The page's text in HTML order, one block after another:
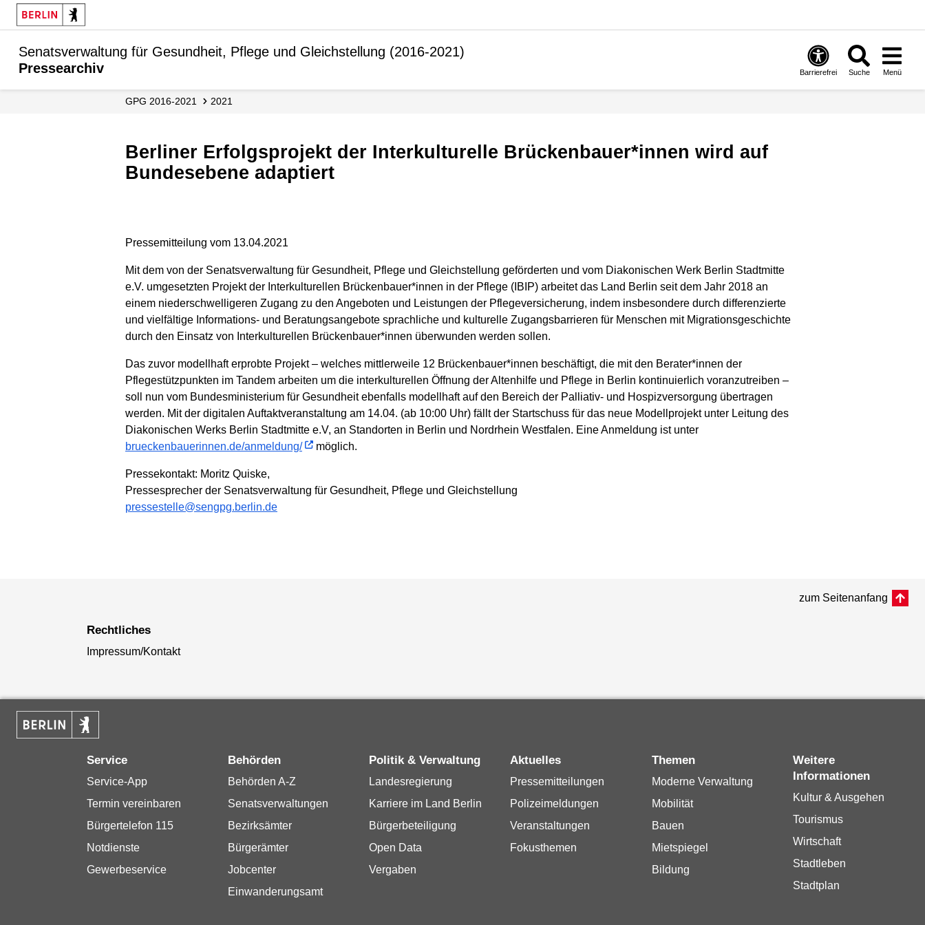
Senatsverwaltung für Gesundheit, Pflege und Gleichstellung (2016-2021)
Pressearchiv
Barrierefrei Suche Menü
GPG 2016-2021 2021
Berliner Erfolgsprojekt der Interkulturelle Brückenbauer*innen wird auf
Bundesebene adaptiert
Pressemitteilung vom 13.04.2021
Mit dem von der Senatsverwaltung für Gesundheit, Pflege und Gleichstellung geförderten und vom Diakonischen Werk Berlin Stadtmitte
e.V. umgesetzten Projekt der Interkulturellen Brückenbauer*innen in der Pflege (IBIP) arbeitet das Land Berlin seit dem Jahr 2018 an
einem niederschwelligeren Zugang zu den Angeboten und Leistungen der Pflegeversicherung, indem insbesondere durch differenzierte
und vielfältige Informations- und Beratungsangebote sprachliche und kulturelle Zugangsbarrieren für Menschen mit Migrationsgeschichte
durch den Einsatz von Interkulturellen Brückenbauer*innen überwunden werden sollen.
Das zuvor modellhaft erprobte Projekt – welches mittlerweile 12 Brückenbauer*innen beschäftigt, die mit den Berater*innen der
Pflegestützpunkten im Tandem arbeiten um die interkulturellen Öffnung der Altenhilfe und Pflege in Berlin kontinuierlich voranzutreiben –
soll nun vom Bundesministerium für Gesundheit ebenfalls modellhaft auf den Bereich der Palliativ- und Hospizversorgung übertragen
werden. Mit der digitalen Auftaktveranstaltung am 14.04. (ab 10:00 Uhr) fällt der Startschuss für das neue Modellprojekt unter Leitung des
Diakonischen Werks Berlin Stadtmitte e.V, an Standorten in Berlin und Nordrhein Westfalen. Eine Anmeldung ist unter
brueckenbauerinnen.de/anmeldung/
möglich.
Pressekontakt: Moritz Quiske,
Pressesprecher der Senatsverwaltung für Gesundheit, Pflege und Gleichstellung
pressestelle@sengpg.berlin.de
zum Seitenanfang
Rechtliches
Impressum/Kontakt
Service
Service-App
Termin vereinbaren
Bürgertelefon 115
Notdienste
Gewerbeservice
Behörden
Behörden A-Z
Senatsverwaltungen
Bezirksämter
Bürgerämter
Jobcenter
Einwanderungsamt
Politik & Verwaltung
Landesregierung
Karriere im Land Berlin
Bürgerbeteiligung
Open Data
Vergaben
Aktuelles
Pressemitteilungen
Polizeimeldungen
Veranstaltungen
Fokusthemen
Themen
Moderne Verwaltung
Mobilität
Bauen
Mietspiegel
Bildung
Weitere
Informationen
Kultur & Ausgehen
Tourismus
Wirtschaft
Stadtleben
Stadtplan